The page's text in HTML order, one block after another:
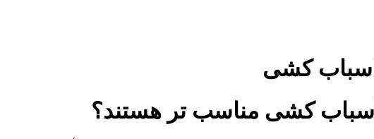
کشی مناسب تر هستند؟